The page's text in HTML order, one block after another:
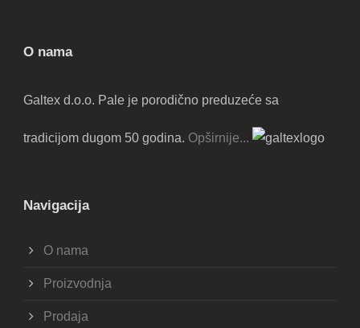
O nama
Galtex d.o.o. Pale je porodično preduzeće sa
tradicijom dugom 50 godina. Opširnije...
Navigacija
O nama
Proizvodnja
Prodaja